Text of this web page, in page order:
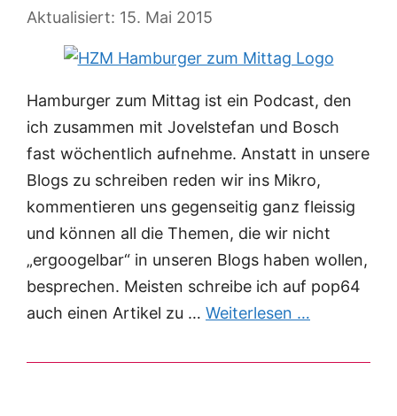
15. Mai 2015
Hamburger zum Mittag ist ein Podcast, den
ich zusammen mit Jovelstefan und Bosch
fast wöchentlich aufnehme. Anstatt in unsere
Blogs zu schreiben reden wir ins Mikro,
kommentieren uns gegenseitig ganz fleissig
und können all die Themen, die wir nicht
„ergoogelbar“ in unseren Blogs haben wollen,
besprechen. Meisten schreibe ich auf pop64
auch einen Artikel zu … Weiterlesen …